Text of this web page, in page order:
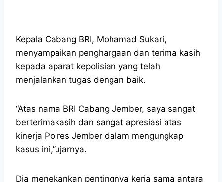
Kepala Cabang BRI, Mohamad Sukari,
menyampaikan penghargaan dan terima kasih
kepada aparat kepolisian yang telah
menjalankan tugas dengan baik.
“Atas nama BRI Cabang Jember, saya sangat
berterimakasih dan sangat apresiasi atas
kinerja Polres Jember dalam mengungkap
kasus ini,”ujarnya.
Dia menekankan pentingnya kerja sama antara